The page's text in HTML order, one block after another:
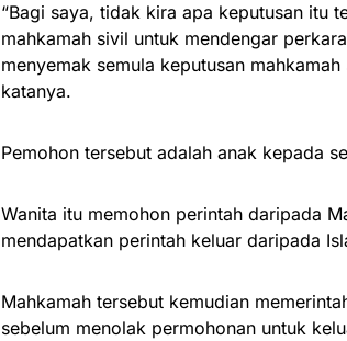
“Bagi saya, tidak kira apa keputusan itu
mahkamah sivil untuk mendengar
menyemak semula keputusan
katanya.
Pemohon tersebut adalah anak kepada
Wanita itu memohon perintah daripada
mendapatkan perintah keluar daripada
Mahkamah tersebut kemudian
sebelum menolak permohonan untuk